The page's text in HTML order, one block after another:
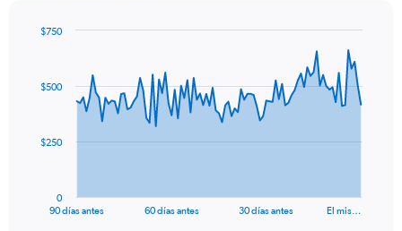
data
The
90 días antes 60 días antes 30 días antes El mis…
0
$250
$500
$750